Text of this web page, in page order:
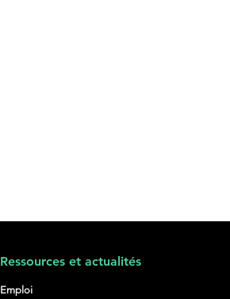
Ressources et actualités
Emploi